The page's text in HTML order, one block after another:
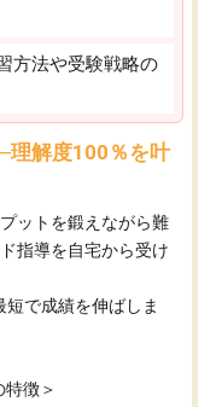
方法や受験戦略の
理解度100％を叶
ットを鍛えながら難
指導を自宅から受け
短で成績を伸ばしま
徴＞